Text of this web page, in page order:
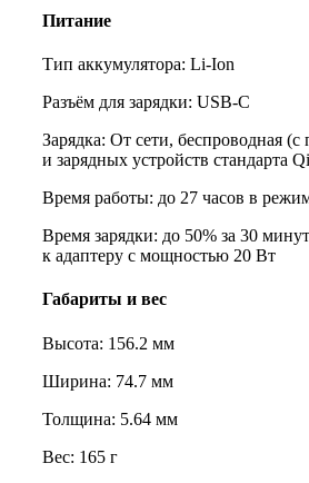
Питание
Тип аккумулятора: Li-Ion
Разъём для зарядки: USB-C
Зарядка: От сети, беспроводная
и зарядных устройств стандарта
Время работы: до 27 часов в
Время зарядки: до 50% за 30
к адаптеру с мощностью 20 Вт
Габариты и вес
Высота: 156.2 мм
Ширина: 74.7 мм
Толщина: 5.64 мм
Вес: 165 г